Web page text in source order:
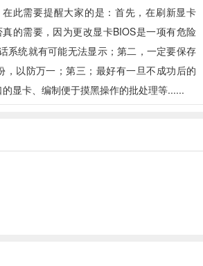
此需要提醒大家的是：首先，在刷新显卡
的需要，因为更改显卡BIOS是一项有危险
系统就有可能无法显示；第二，一定要保存
，以防万一；第三；最好有一旦不成功后的
显卡、编制便于摸黑操作的批处理等......